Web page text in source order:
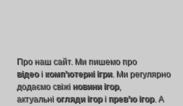
Про наш сайт. Ми пишемо про
відеоі комп’ютерні ігри. Ми регулярно
додаємо свіжі новини ігор,
актуальні огляди ігорі прев’ю ігор. А